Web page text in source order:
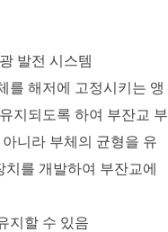
발전 시스템
를 해저에 고정시키는 앵
지되도록 하여 부잔교 부
니라 부체의 균형을 유
를 개발하여 부잔교에
지할 수 있음